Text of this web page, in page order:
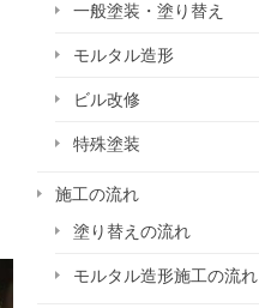
一般塗装・塗り替え
モルタル造形
ビル改修
特殊塗装
施工の流れ
塗り替えの流れ
モルタル造形施工の流れ